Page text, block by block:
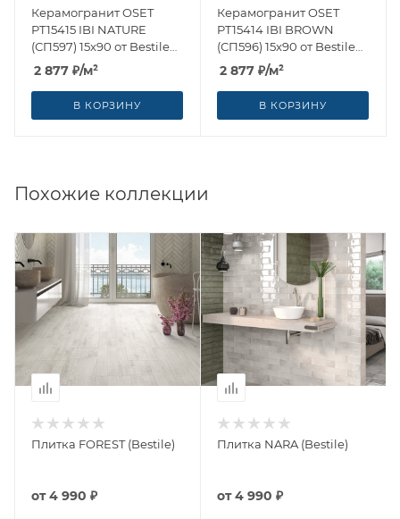
Керамогранит OSET
PT15415 IBI NATURE
(СП597) 15x90 от Bestile
(Испания)
2 877 ₽/м²
В КОРЗИНУ
Керамогранит OSET
PT15414 IBI BROWN
(СП596) 15x90 от Bestile
(Испания)
2 877 ₽/м²
В КОРЗИНУ
Похожие коллекции
Плитка FOREST (Bestile)
от4 990 ₽
Плитка NARA (Bestile)
от4 990 ₽